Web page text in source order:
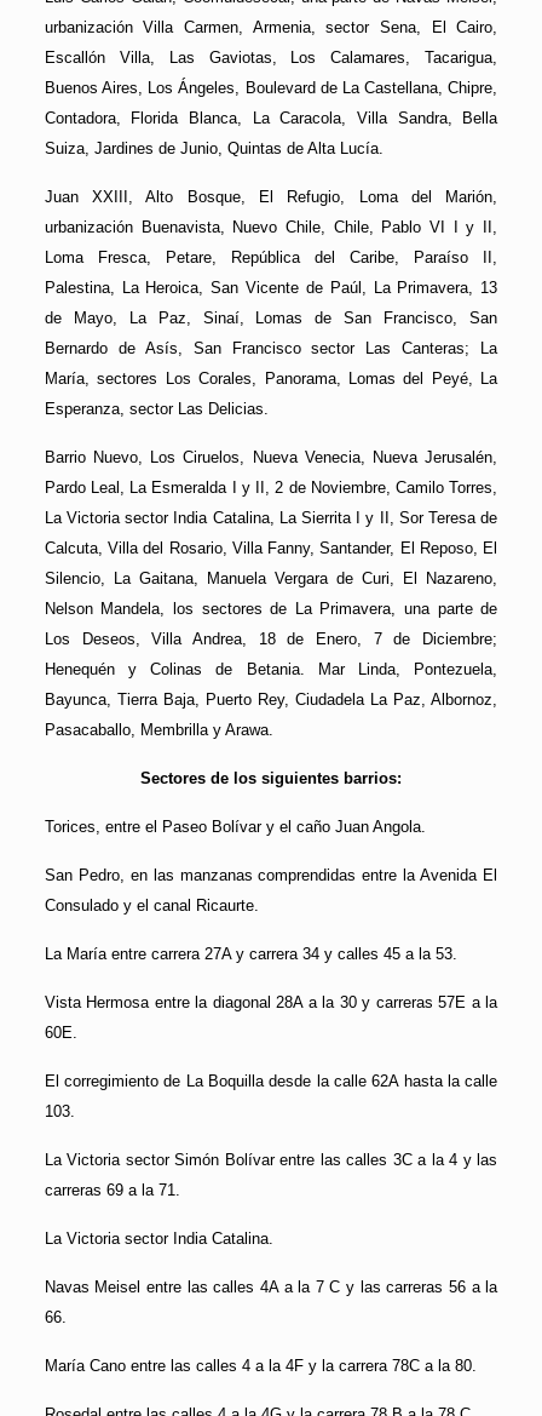
urbanización Villa Carmen, Armenia, sector Sena, El Cairo,
Escallón Villa, Las Gaviotas, Los Calamares, Tacarigua,
Buenos Aires, Los Ángeles, Boulevard de La Castellana, Chipre,
Contadora, Florida Blanca, La Caracola, Villa Sandra, Bella
Suiza, Jardines de Junio, Quintas de Alta Lucía.
Juan XXIII, Alto Bosque, El Refugio, Loma del Marión,
urbanización Buenavista, Nuevo Chile, Chile, Pablo VI I y II,
Loma Fresca, Petare, República del Caribe, Paraíso II,
Palestina, La Heroica, San Vicente de Paúl, La Primavera, 13
de Mayo, La Paz, Sinaí, Lomas de San Francisco, San
Bernardo de Asís, San Francisco sector Las Canteras; La
María, sectores Los Corales, Panorama, Lomas del Peyé, La
Esperanza, sector Las Delicias.
Barrio Nuevo, Los Ciruelos, Nueva Venecia, Nueva Jerusalén,
Pardo Leal, La Esmeralda I y II, 2 de Noviembre, Camilo Torres,
La Victoria sector India Catalina, La Sierrita I y II, Sor Teresa de
Calcuta, Villa del Rosario, Villa Fanny, Santander, El Reposo, El
Silencio, La Gaitana, Manuela Vergara de Curi, El Nazareno,
Nelson Mandela, los sectores de La Primavera, una parte de
Los Deseos, Villa Andrea, 18 de Enero, 7 de Diciembre;
Henequén y Colinas de Betania. Mar Linda, Pontezuela,
Bayunca, Tierra Baja, Puerto Rey, Ciudadela La Paz, Albornoz,
Pasacaballo, Membrilla y Arawa.
Sectores de los siguientes barrios:
Torices, entre el Paseo Bolívar y el caño Juan Angola.
San Pedro, en las manzanas comprendidas entre la Avenida El
Consulado y el canal Ricaurte.
La María entre carrera 27A y carrera 34 y calles 45 a la 53.
Vista Hermosa entre la diagonal 28A a la 30 y carreras 57E a la
60E.
El corregimiento de La Boquilla desde la calle 62A hasta la calle
103.
La Victoria sector Simón Bolívar entre las calles 3C a la 4 y las
carreras 69 a la 71.
La Victoria sector India Catalina.
Navas Meisel entre las calles 4A a la 7 C y las carreras 56 a la
66.
María Cano entre las calles 4 a la 4F y la carrera 78C a la 80.